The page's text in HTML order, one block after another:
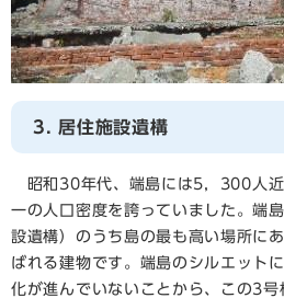
3. 居住施設遺構
昭和30年代、端島には5，300人近
一の人口密度を誇っていました。端
設遺構）のうち島の最も高い場所に
ばれる建物です。端島のシルエット
化が進んでいないことから、この3